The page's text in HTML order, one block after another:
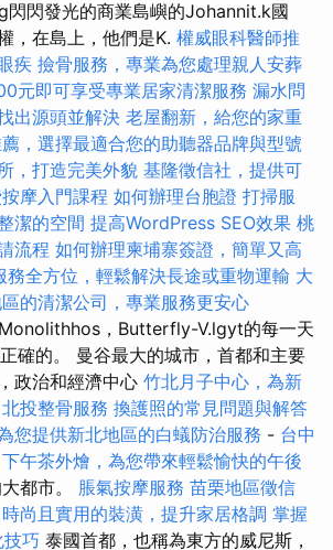
閃閃發光的商業島嶼的Johannit.k國
，在島上，他們是K. 權威眼科醫師推
疾 撿骨服務，專業為您處理親人安葬
元即可享受專業居家清潔服務 漏水問
出源頭並解決 老屋翻新，給您的家重
，選擇最適合您的助聽器品牌與型號
，打造完美外貌 基隆徵信社，提供可
摩入門課程 如何辦理台胞證 打掃服
潔的空間 提高WordPress SEO效果 桃
流程 如何辦理柬埔寨簽證，簡單又高
務全方位，輕鬆解決長途或重物運輸 大
的清潔公司，專業服務更安心
，Butterfly-V.lgyt的每一天
確的。 曼谷最大的城市，首都和主要
政治和經濟中心 竹北月子中心，為新
北投整骨服務 換護照的常見問題與解答
您提供新北地區的白蟻防治服務 - 台中
下午茶外燴，為您帶來輕鬆愉快的午後
都市。 脹氣按摩服務 苗栗地區徵信
時尚且實用的裝潢，提升家居格調 掌握
巧 泰國首都，也稱為東方的威尼斯，